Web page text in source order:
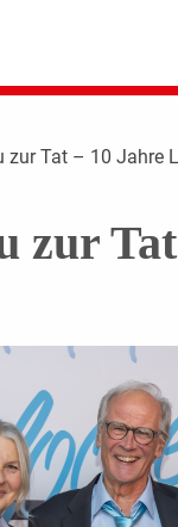
zur Tat – 10 Jahre
zur